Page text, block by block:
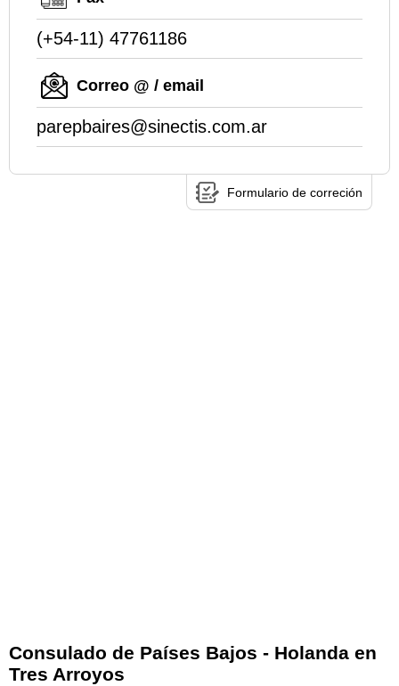
(+54-11) 47761186
Correo @ / email
parepbaires@sinectis.com.ar
Formulario de correción
Consulado de Países Bajos - Holanda en
Tres Arroyos